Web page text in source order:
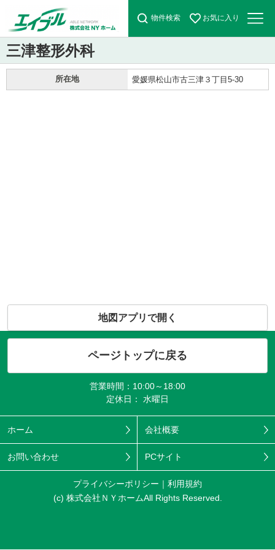
物件検索 お気に入り
三津整形外科
所在地 愛媛県松山市古三津３丁目5-30
地図アプリで開く
ページトップに戻る
営業時間：10:00～18:00
定休日： 水曜日
ホーム 会社概要
お問い合わせ PCサイト
プライバシーポリシー
利用規約
(c) 株式会社ＮＹホームAll Rights Reserved.